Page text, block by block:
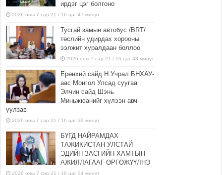
ирдэг цэг болгоно
2026 оны 7 сар 21 / 16 цаг 47 минут
Тусгай замын автобус /BRT/
төслийн удирдах хорооны
ээлжит хуралдаан боллоо
2026 оны 7 сар 21 / 16 цаг 43 минут
Ерөнхий сайд Н.Учрал БНХАУ-
аас Монгол Улсад суугаа
Элчин сайд Шэнь
Миньжюанийг хүлээн авч
уулзав
2026 оны 7 сар 21 / 16 цаг 39 минут
БҮГД НАЙРАМДАХ
ТАЖИКИСТАН УЛСТАЙ
ЭДИЙН ЗАСГИЙН ХАМТЫН
АЖИЛЛАГААГ ӨРГӨЖҮҮЛНЭ
2026 оны 7 сар 21 / 16 цаг 34 минут